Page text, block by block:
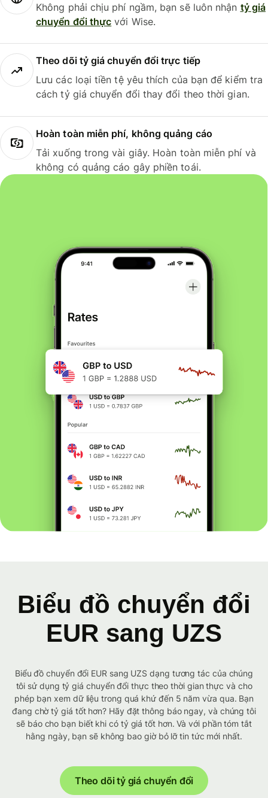
Không phải chịu phí ngầm, bạn sẽ luôn nhận tỷ giá
chuyển đổi thực với Wise.
Theo dõi tỷ giá chuyển đổi trực tiếp
Lưu các loại tiền tệ yêu thích của bạn để kiểm tra
cách tỷ giá chuyển đổi thay đổi theo thời gian.
Hoàn toàn miễn phí, không quảng cáo
Tải xuống trong vài giây. Hoàn toàn miễn phí và
không có quảng cáo gây phiền toái.
Biểu đồ chuyển đổi
EUR sang UZS
Biểu đồ chuyển đổi EUR sang UZS dạng tương tác của chúng
tôi sử dụng tỷ giá chuyển đổi thực theo thời gian thực và cho
phép bạn xem dữ liệu trong quá khứ đến 5 năm vừa qua. Bạn
đang chờ tỷ giá tốt hơn? Hãy đặt thông báo ngay, và chúng tôi
sẽ báo cho bạn biết khi có tỷ giá tốt hơn. Và với phần tóm tắt
hằng ngày, bạn sẽ không bao giờ bỏ lỡ tin tức mới nhất.
Theo dõi tỷ giá chuyển đổi